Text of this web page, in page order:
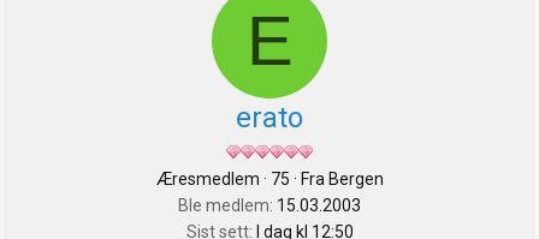
E
erato
Æresmedlem · 75 · Fra Bergen
Ble medlem 15.03.2003
Sist sett
I dag kl 12:50